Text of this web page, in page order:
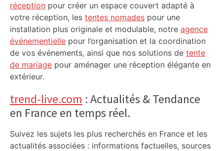
réception pour créer un espace couvert adapté à
votre réception, les tentes nomades pour une
installation plus originale et modulable, notre agence
événementielle pour l’organisation et la coordination
de vos événements, ainsi que nos solutions de tente
de mariage pour aménager une réception élégante en
extérieur.
trend-live.com : Actualités & Tendance
en France en temps réel.
Suivez les sujets les plus recherchés en France et les
actualités associées : informations factuelles, sources